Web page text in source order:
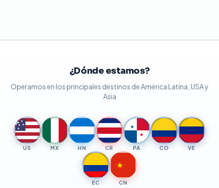
¿Dónde estamos?
Operamos en los principales destinos de América Latina, USA y
Asia
★ ★
★ ★
★
US MX HN CR
★
★
PA CO VE
EC
★
CN